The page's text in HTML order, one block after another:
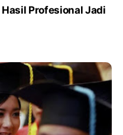
Profesional Jadi